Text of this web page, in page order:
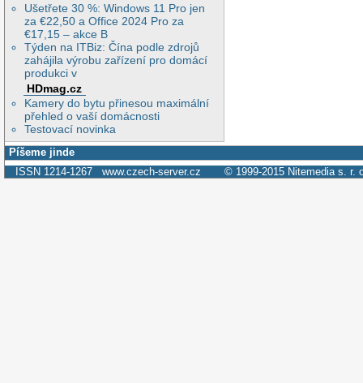
Ušetřete 30 %: Windows 11 Pro jen
za €22,50 a Office 2024 Pro za
€17,15 – akce B
Týden na ITBiz: Čína podle zdrojů
zahájila výrobu zařízení pro domácí
produkci v
HDmag.cz
Kamery do bytu přinesou maximální
přehled o vaší domácnosti
Testovací novinka
Píšeme jinde
ISSN 1214-1267 www.czech-server.cz © 1999-2015 Nitemedia s. r.